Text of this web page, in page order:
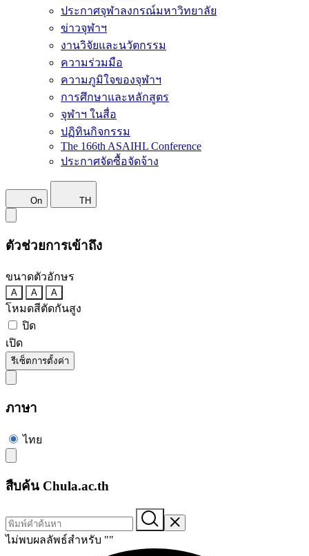
ประกาศจุฬาลงกรณ์มหาวิทยาลัย
ข่าวจุฬาฯ
งานวิจัยและนวัตกรรม
ความร่วมมือ
ความภูมิใจของจุฬาฯ
การศึกษาและหลักสูตร
จุฬาฯ ในสื่อ
ปฏิทินกิจกรรม
The 166th ASAIHL Conference
ประกาศจัดซื้อจัดจ้าง
On TH
ตัวช่วยการเข้าถึง
ขนาดตัวอักษร
A A A
โหมดสีตัดกันสูง
ปิด
เปิด
รีเซ็ตการตั้งค่า
ภาษา
ไทย
สืบค้น Chula.ac.th
ไม่พบผลลัพธ์สำหรับ ""